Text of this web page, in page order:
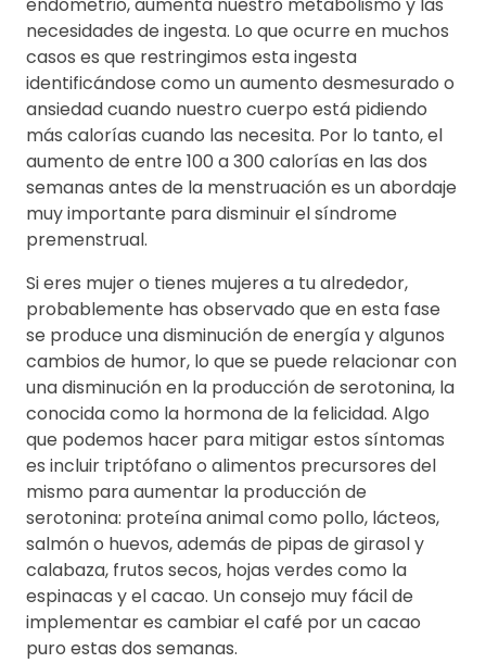
endometrio, aumenta nuestro metabolismo y las
necesidades de ingesta. Lo que ocurre en muchos
casos es que restringimos esta ingesta
identificándose como un aumento desmesurado o
ansiedad cuando nuestro cuerpo está pidiendo
más calorías cuando las necesita. Por lo tanto, el
aumento de entre 100 a 300 calorías en las dos
semanas antes de la menstruación es un abordaje
muy importante para disminuir el síndrome
premenstrual.
Si eres mujer o tienes mujeres a tu alrededor,
probablemente has observado que en esta fase
se produce una disminución de energía y algunos
cambios de humor, lo que se puede relacionar con
una disminución en la producción de serotonina, la
conocida como la hormona de la felicidad. Algo
que podemos hacer para mitigar estos síntomas
es incluir triptófano o alimentos precursores del
mismo para aumentar la producción de
serotonina: proteína animal como pollo, lácteos,
salmón o huevos, además de pipas de girasol y
calabaza, frutos secos, hojas verdes como la
espinacas y el cacao. Un consejo muy fácil de
implementar es cambiar el café por un cacao
puro estas dos semanas.